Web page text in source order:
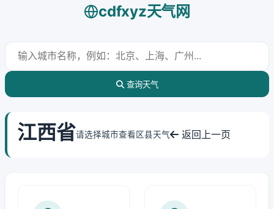
cdfxyz天气网
查询天气
江西省请选择城市查看区县天气 返回上一页